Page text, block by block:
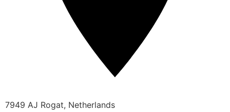
7949 AJ Rogat, Netherlands